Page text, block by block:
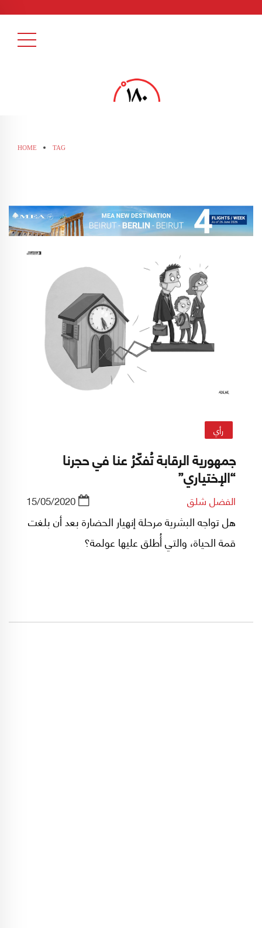
HOME TAG
رأي
جمهورية الرقابة تُفكّرُ عنا في حجرنا
“الإختياري”
الفضل شلق 15/05/2020
هل تواجه البشرية مرحلة إنهيار الحضارة بعد أن بلغت
قمة الحياة، والتي أُطلق عليها عولمة؟